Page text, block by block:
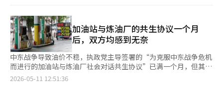
慰，但同时也增加了中央银行政策变化的可能性。既然经济表现超
出预期，货币政策的重心必然会从保护增长转向稳定物价和汇率。
最近，韩国银行副行长尤相大提到政策信号变化的可能性，这被解
读为可能重新启动加息周期的信号。问题在于，紧缩的负担并未均
匀分布于整个经济。与以半导体为中心的增长不同，就业市场疲
软、弱势借款人的负担以及企业融资条件恶化的担忧依然存在。今
年第一季度，平均失业人数再次突破100万，达到五年来的高点，
就业市场的寒冷以及溢出效应集中在某些行业的现实，要求韩国银
集团董事长郑义宣提出了将“危机转化为机遇”的生存策略，计划
通过快速响应当地需求来增强竞争力。 根据相关行业消息，位于
美国乔治亚州布赖恩县埃拉贝尔的现代汽车集团美洲工厂
（HMGMA）已开始生产HEV车型。首款车型是去年在美国销售了
6.3万辆的起亚斯포提奇HEV，后续将逐步扩大到在美国市场上受
欢迎的HEV车型，如现代的途胜、圣达菲、帕里塞德，以及起亚的
嘉华和特鲁拉德。HMGMA最初是作为电动车专用工厂建设的，但
根据当地供应链的变化，已转型为可以生产HEV的混合生产模式。
加油站与炼油厂的共生协议一个月
后，双方均感到无奈
中东战争导致油价不稳，执政党主导签署的“为克服中东战争危机
而进行的加油站与炼油厂社会对话共生协议”已满一个月，但其实
际效果受到质疑。协议中虽然包含了取消事后结算制和放宽专属交
2026-05-11 12:51:36